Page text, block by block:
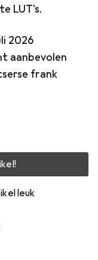
LUT's.
2026
aanbevolen
frank
leuk